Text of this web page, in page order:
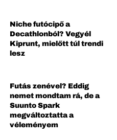
Niche futócipő a
Decathlonból? Vegyél
Kiprunt, mielőtt túl trendi
lesz
Futás zenével? Eddig
nemet mondtam rá, de a
Suunto Spark
megváltoztatta a
véleményem